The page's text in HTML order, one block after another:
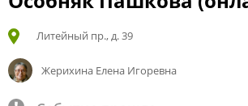
Литейный пр., д. 39
Жерихина Елена Игоревна